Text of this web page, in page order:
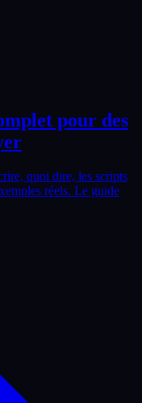
pour des
quoi dire, les scripts
réels. Le guide